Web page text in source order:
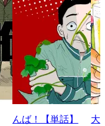
んば！【単話】
大